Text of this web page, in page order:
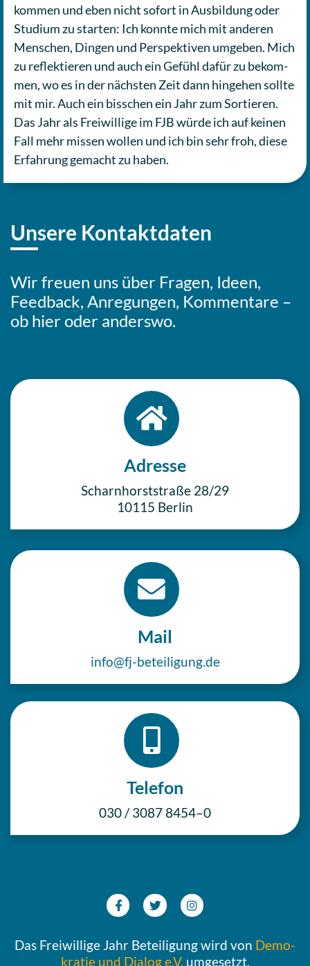
kom­men und eben nicht sofort in Aus­bil­dung oder
Studium zu starten: Ich konnte mich mit anderen
Men­schen, Dingen und Per­spek­ti­ven umgeben. Mich
zu reflek­tie­ren und auch ein Gefühl dafür zu bekom­
men, wo es in der nächs­ten Zeit dann hin­ge­hen sollte
mit mir. Auch ein biss­chen ein Jahr zum Sor­tie­ren.
Das Jahr als Frei­wil­li­ge im FJB würde ich auf keinen
Fall mehr missen wollen und ich bin sehr froh, diese
Erfah­rung gemacht zu haben.
Unsere Kontaktdaten
Wir freuen uns über Fragen, Ideen,
Feed­back, Anre­gun­gen, Kom­men­ta­re –
ob hier oder anderswo.
Adresse
Scharn­horst­stra­ße 28/29
10115 Berlin
Mail
info@fj-beteiligung.de
Telefon
030 / 3087 8454–0
Das Frei­wil­li­ge Jahr Betei­li­gung wird von Demo­
kra­tie und Dialog e.V. umgesetzt.